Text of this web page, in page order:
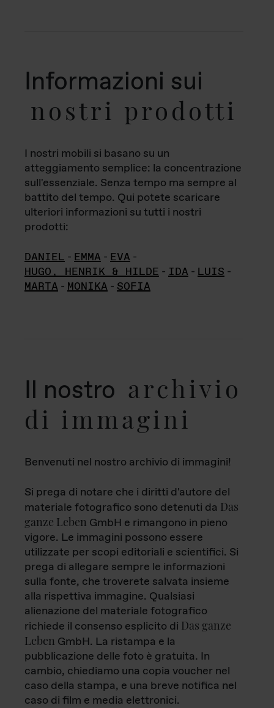
Informazioni sui
nostri prodotti
I nostri mobili si basano su un
atteggiamento semplice: la concentrazione
sull'essenziale. Senza tempo ma sempre al
battito del tempo. Qui potete scaricare
ulteriori informazioni su tutti i nostri
prodotti:
DANIEL - EMMA - EVA -
HUGO, HENRIK & HILDE - IDA - LUIS -
MARTA - MONIKA - SOFIA
Il nostro archivio
di immagini
Benvenuti nel nostro archivio di immagini!
Si prega di notare che i diritti d'autore del
materiale fotografico sono detenuti da Das
ganze Leben GmbH e rimangono in pieno
vigore. Le immagini possono essere
utilizzate per scopi editoriali e scientifici. Si
prega di allegare sempre le informazioni
sulla fonte, che troverete salvata insieme
alla rispettiva immagine. Qualsiasi
alienazione del materiale fotografico
richiede il consenso esplicito di Das ganze
Leben GmbH. La ristampa e la
pubblicazione delle foto è gratuita. In
cambio, chiediamo una copia voucher nel
caso della stampa, e una breve notifica nel
caso di film e media elettronici.